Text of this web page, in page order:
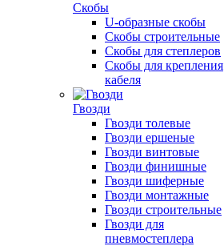
Скобы
U-образные скобы
Скобы строительные
Скобы для степлеров
Скобы для крепления
кабеля
Гвозди
Гвозди толевые
Гвозди ершеные
Гвозди винтовые
Гвозди финишные
Гвозди шиферные
Гвозди монтажные
Гвозди строительные
Гвозди для
пневмостеплера